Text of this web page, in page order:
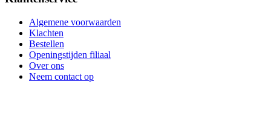
Algemene voorwaarden
Klachten
Bestellen
Openingstijden filiaal
Over ons
Neem contact op